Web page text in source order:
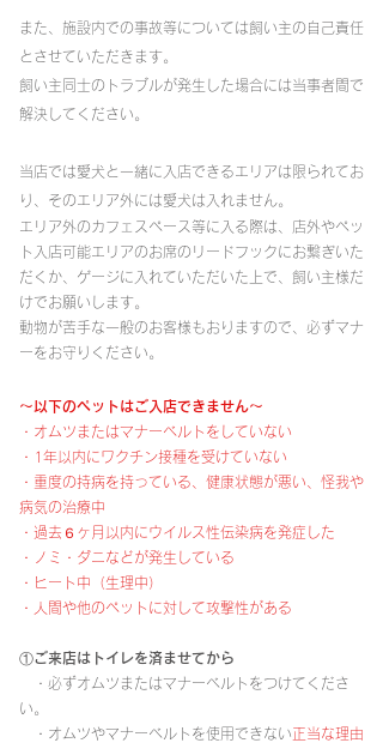
また、施設内での事故等については飼い主の自己責任
とさせていただきます。
飼い主同士のトラブルが発生した場合には当事者間で
解決してください。
当店では愛犬と一緒に入店できるエリアは限られてお
り、そのエリア外には愛犬は入れません。
エリア外のカフェスペース等に入る際は、店外やペッ
ト入店可能エリアのお席のリードフックにお繋ぎいた
だくか、ゲージに入れていただいた上で、飼い主様だ
けでお願いします。
動物が苦手な一般のお客様もおりますので、必ずマナ
ーをお守りください。
〜以下のペットはご入店できません〜
・オムツまたはマナーベルトをしていない
・1年以内にワクチン接種を受けていない
・重度の持病を持っている、健康状態が悪い、怪我や
病気の治療中
・過去６ヶ月以内にウイルス性伝染病を発症した
・ノミ・ダニなどが発生している
・ヒート中（生理中）
・人間や他のペットに対して攻撃性がある
①ご来店はトイレを済ませてから
・必ずオムツまたはマナーベルトをつけてくださ
い。
・オムツやマナーベルトを使用できない正当な理由